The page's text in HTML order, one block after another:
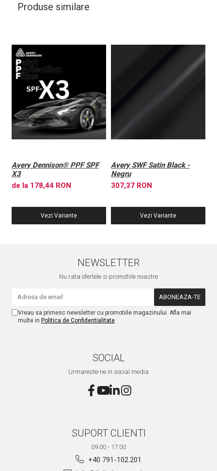
Produse similare
Avery Dennison® PPF SPF
X3
de la 178,44 RON
Vezi Variante
Avery SWF Satin Black -
Negru
307,37 RON
Vezi Variante
NEWSLETTER
Nu rata ofertele si promotiile noastre
Vreau sa primesc newsletter cu promotiile magazinului. Afla mai
multe in Politica de Confidentialitate
SOCIAL
Urmareste-ne in social media
SUPORT CLIENTI
09:00 - 17:00
+40 791-102.201